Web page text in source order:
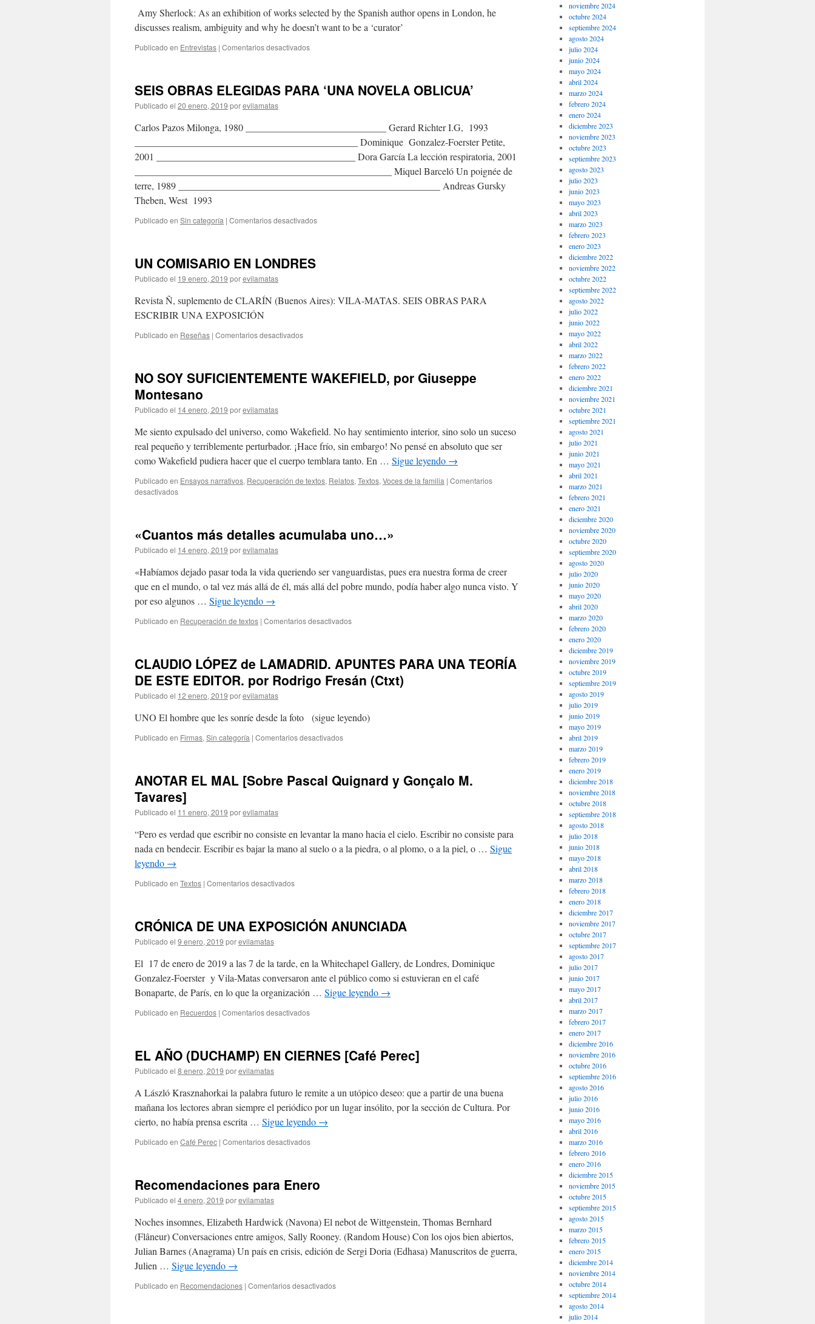
Amy Sherlock: As an exhibition of works selected by the Spanish author opens in London, he
discusses realism, ambiguity and why he doesn’t want to be a ‘curator’
Publicado en Entrevistas | Comentarios desactivados
SEIS OBRAS ELEGIDAS PARA ‘UNA NOVELA OBLICUA’
Publicado el 20 enero, 2019 porevilamatas
Carlos Pazos Milonga, 1980 _____________________________ Gerard Richter I.G, 1993
______________________________________________ Dominique Gonzalez-Foerster Petite,
2001 _________________________________________ Dora García La lección respiratoria, 2001
_____________________________________________________ Miquel Barceló Un poignée de
terre, 1989 ______________________________________________________ Andreas Gursky
Theben, West 1993
Publicado en Sin categoría | Comentarios desactivados
UN COMISARIO EN LONDRES
Publicado el 19 enero, 2019 porevilamatas
Revista Ñ, suplemento de CLARÍN (Buenos Aires): VILA-MATAS. SEIS OBRAS PARA
ESCRIBIR UNA EXPOSICIÓN
Publicado en Reseñas | Comentarios desactivados
NO SOY SUFICIENTEMENTE WAKEFIELD, por Giuseppe
Montesano
Publicado el 14 enero, 2019 porevilamatas
Me siento expulsado del universo, como Wakefield. No hay sentimiento interior, sino solo un suceso
real pequeño y terriblemente perturbador. ¡Hace frío, sin embargo! No pensé en absoluto que ser
como Wakefield pudiera hacer que el cuerpo temblara tanto. En … Sigue leyendo →
Publicado en Ensayos narrativos, Recuperación de textos, Relatos, Textos, Voces de la familia | Comentarios
desactivados
«Cuantos más detalles acumulaba uno…»
Publicado el 14 enero, 2019 porevilamatas
«Habíamos dejado pasar toda la vida queriendo ser vanguardistas, pues era nuestra forma de creer
que en el mundo, o tal vez más allá de él, más allá del pobre mundo, podía haber algo nunca visto. Y
por eso algunos … Sigue leyendo →
Publicado en Recuperación de textos | Comentarios desactivados
CLAUDIO LÓPEZ de LAMADRID. APUNTES PARA UNA TEORÍA
DE ESTE EDITOR. por Rodrigo Fresán (Ctxt)
Publicado el 12 enero, 2019 porevilamatas
UNO El hombre que les sonríe desde la foto (sigue leyendo)
Publicado en Firmas, Sin categoría | Comentarios desactivados
ANOTAR EL MAL [Sobre Pascal Quignard y Gonçalo M.
Tavares]
Publicado el 11 enero, 2019 porevilamatas
“Pero es verdad que escribir no consiste en levantar la mano hacia el cielo. Escribir no consiste para
nada en bendecir. Escribir es bajar la mano al suelo o a la piedra, o al plomo, o a la piel, o … Sigue
leyendo →
Publicado en Textos | Comentarios desactivados
CRÓNICA DE UNA EXPOSICIÓN ANUNCIADA
Publicado el 9 enero, 2019 porevilamatas
El 17 de enero de 2019 a las 7 de la tarde, en la Whitechapel Gallery, de Londres, Dominique
Gonzalez-Foerster y Vila-Matas conversaron ante el público como si estuvieran en el café
Bonaparte, de París, en lo que la organización … Sigue leyendo →
Publicado en Recuerdos | Comentarios desactivados
EL AÑO (DUCHAMP) EN CIERNES [Café Perec]
Publicado el 8 enero, 2019 porevilamatas
A László Krasznahorkai la palabra futuro le remite a un utópico deseo: que a partir de una buena
mañana los lectores abran siempre el periódico por un lugar insólito, por la sección de Cultura. Por
cierto, no había prensa escrita … Sigue leyendo →
Publicado en Café Perec | Comentarios desactivados
Recomendaciones para Enero
Publicado el 4 enero, 2019 porevilamatas
Noches insomnes, Elizabeth Hardwick (Navona) El nebot de Wittgenstein, Thomas Bernhard
(Flâneur) Conversaciones entre amigos, Sally Rooney. (Random House) Con los ojos bien abiertos,
Julian Barnes (Anagrama) Un país en crisis, edición de Sergi Doria (Edhasa) Manuscritos de guerra,
Julien … Sigue leyendo →
Publicado en Recomendaciones | Comentarios desactivados
noviembre 2024
octubre 2024
septiembre 2024
agosto 2024
julio 2024
junio 2024
mayo 2024
abril 2024
marzo 2024
febrero 2024
enero 2024
diciembre 2023
noviembre 2023
octubre 2023
septiembre 2023
agosto 2023
julio 2023
junio 2023
mayo 2023
abril 2023
marzo 2023
febrero 2023
enero 2023
diciembre 2022
noviembre 2022
octubre 2022
septiembre 2022
agosto 2022
julio 2022
junio 2022
mayo 2022
abril 2022
marzo 2022
febrero 2022
enero 2022
diciembre 2021
noviembre 2021
octubre 2021
septiembre 2021
agosto 2021
julio 2021
junio 2021
mayo 2021
abril 2021
marzo 2021
febrero 2021
enero 2021
diciembre 2020
noviembre 2020
octubre 2020
septiembre 2020
agosto 2020
julio 2020
junio 2020
mayo 2020
abril 2020
marzo 2020
febrero 2020
enero 2020
diciembre 2019
noviembre 2019
octubre 2019
septiembre 2019
agosto 2019
julio 2019
junio 2019
mayo 2019
abril 2019
marzo 2019
febrero 2019
enero 2019
diciembre 2018
noviembre 2018
octubre 2018
septiembre 2018
agosto 2018
julio 2018
junio 2018
mayo 2018
abril 2018
marzo 2018
febrero 2018
enero 2018
diciembre 2017
noviembre 2017
octubre 2017
septiembre 2017
agosto 2017
julio 2017
junio 2017
mayo 2017
abril 2017
marzo 2017
febrero 2017
enero 2017
diciembre 2016
noviembre 2016
octubre 2016
septiembre 2016
agosto 2016
julio 2016
junio 2016
mayo 2016
abril 2016
marzo 2016
febrero 2016
enero 2016
diciembre 2015
noviembre 2015
octubre 2015
septiembre 2015
agosto 2015
marzo 2015
febrero 2015
enero 2015
diciembre 2014
noviembre 2014
octubre 2014
septiembre 2014
agosto 2014
julio 2014